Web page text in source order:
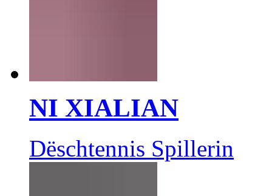
NI XIALIAN
Dëschtennis Spillerin